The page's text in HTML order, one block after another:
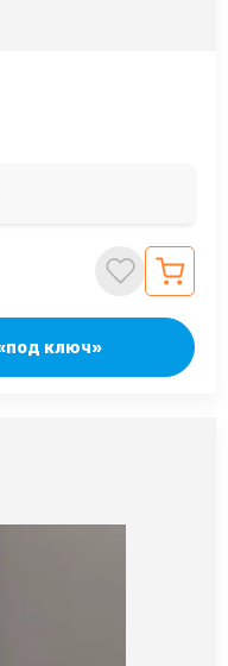
ключ»